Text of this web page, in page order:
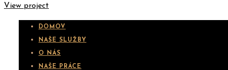
View project
DOMOV
NAŠE SLUŽBY
O NÁS
NAŠE PRÁCE